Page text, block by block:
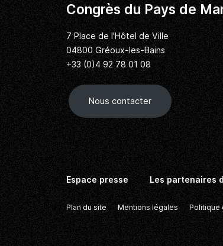
Congrès du Pays de
7 Place de l'Hôtel de Ville
04800 Gréoux-les-Bains
+33 (0)4 92 78 01 08
Nous contacter
Espace presse Les partenaires
Plan du site Mentions légales Politique